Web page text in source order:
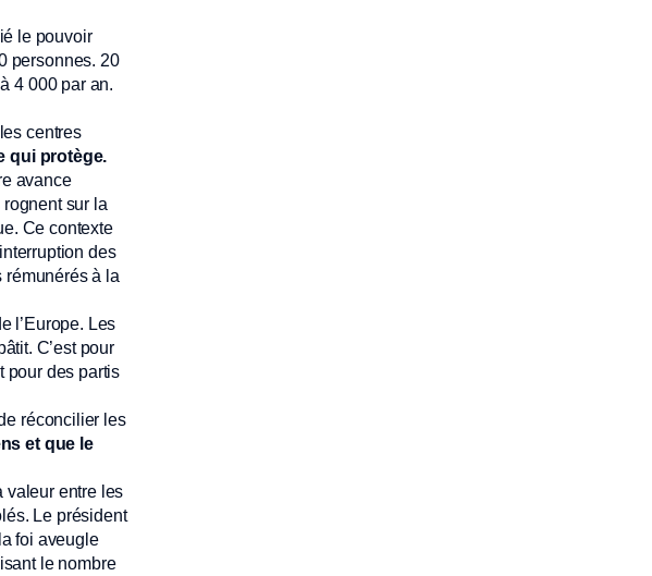
le pouvoir
personnes. 20
4 000 par an.
centres
qui protège.
avance
sur la
Ce contexte
des
rémunérés à la
l’Europe. Les
C’est pour
pour des partis
réconcilier les
et que le
valeur entre les
Le président
foi aveugle
le nombre